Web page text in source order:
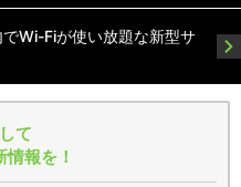
Wi-Fiが使い放題な新型サ
て
報を！